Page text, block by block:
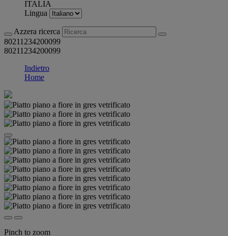
ITALIA
Lingua
Azzera ricerca
80211234200099
80211234200099
Indietro
Home
Pinch to zoom